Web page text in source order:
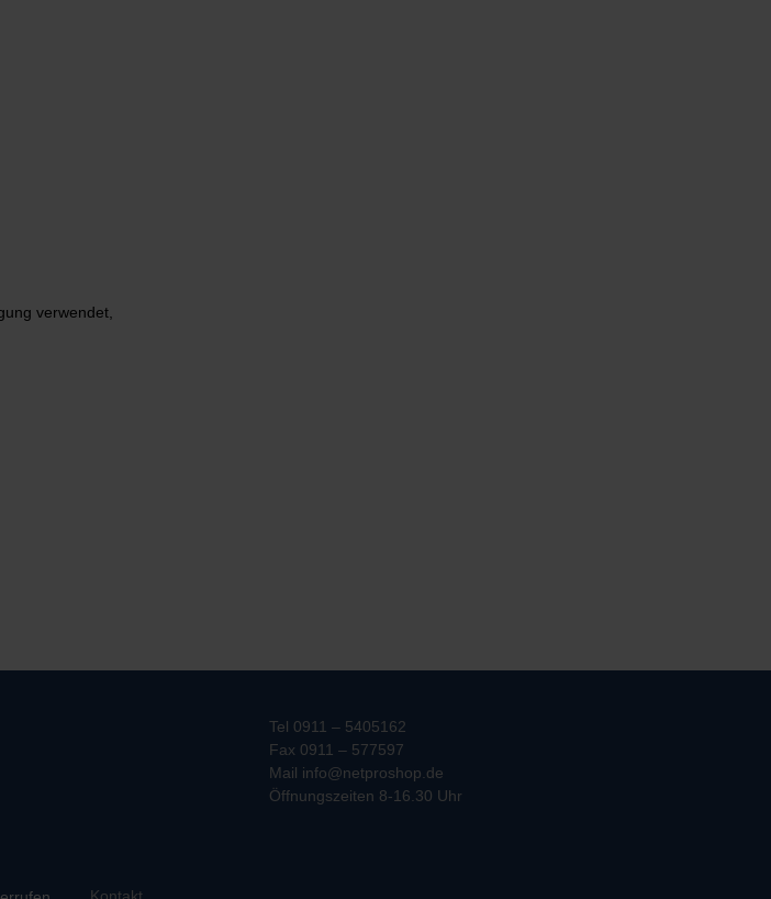
verwendet,
Tel 0911 – 5405162
Fax 0911 – 577597
Mail info@netproshop.de
Öffnungszeiten 8-16.30 Uhr
Kontakt